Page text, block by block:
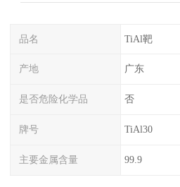
品名 TiAl靶
产地 广东
是否危险化学品 否
牌号 TiAl30
主要金属含量 99.9